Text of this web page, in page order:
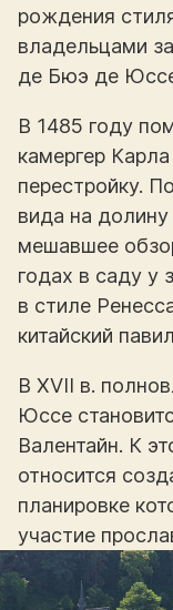
рождения
владельцами
де Бюэ де
В 1485 году
камергер
перестройку.
вида на
мешавшее
годах в саду у
в стиле
китайский
В XVII в.
Юссе
Валентайн. К
относится
планировке
участие